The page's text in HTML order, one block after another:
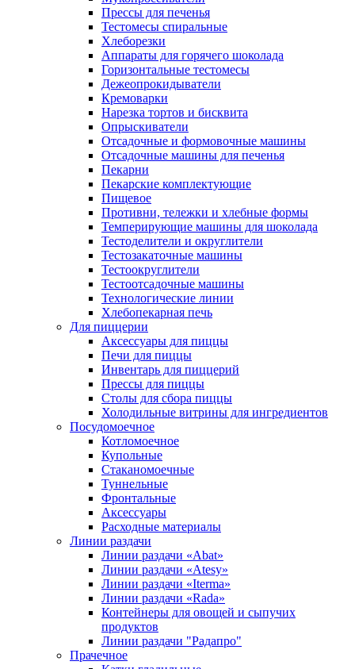
Прессы для печенья
Тестомесы спиральные
Хлеборезки
Аппараты для горячего шоколада
Горизонтальные тестомесы
Дежеопрокидыватели
Кремоварки
Нарезка тортов и бисквита
Опрыскиватели
Отсадочные и формовочные машины
Отсадочные машины для печенья
Пекарни
Пекарские комплектующие
Пищевое
Противни, тележки и хлебные формы
Темперирующие машины для шоколада
Тестоделители и округлители
Тестозакаточные машины
Тестоокруглители
Тестоотсадочные машины
Технологические линии
Хлебопекарная печь
Для пиццерии
Аксессуары для пиццы
Печи для пиццы
Инвентарь для пиццерий
Прессы для пиццы
Столы для сбора пиццы
Холодильные витрины для ингредиентов
Посудомоечное
Котломоечное
Купольные
Стаканомоечные
Туннельные
Фронтальные
Аксессуары
Расходные материалы
Линии раздачи
Линии раздачи «Abat»
Линии раздачи «Atesy»
Линии раздачи «Iterma»
Линии раздачи «Rada»
Контейнеры для овощей и сыпучих
продуктов
Линии раздачи "Радапро"
Прачечное